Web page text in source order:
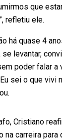
que
refletiu ele.
há quase 4
levantar,
poder falar a
sei o que vivi
Cristiano
na carreira para